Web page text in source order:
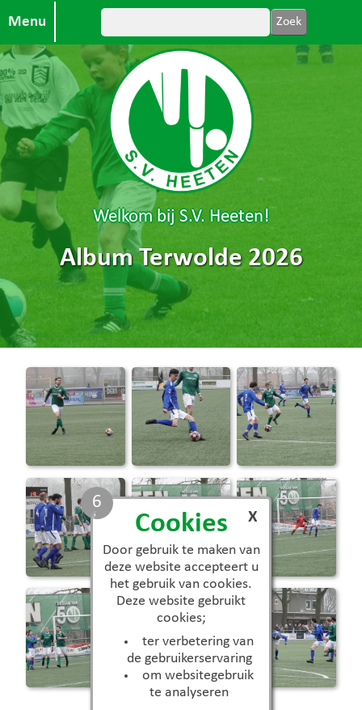
Cookies
Door gebruik te maken van
deze website accepteert u
het gebruik van cookies.
Deze website gebruikt
cookies;
ter verbetering van
de gebruikerservaring
om websitegebruik
te analyseren
X
6
Menu
Welkom bij S.V. Heeten!
Album Terwolde 2026
Aantal beschikbare foto's: 15